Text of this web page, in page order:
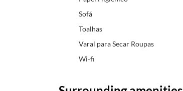
Sofá
Toalhas
Varal para Secar Roupas
Wi-fi